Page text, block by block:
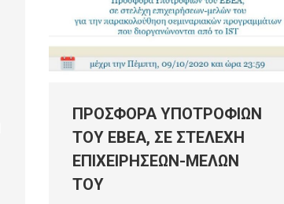
ΠΡΟΣΦΟΡΑ ΥΠΟΤΡΟΦΙΩΝ
ΤΟΥ ΕΒΕΑ, ΣΕ ΣΤΕΛΕΧΗ
ΕΠΙΧΕΙΡΗΣΕΩΝ-ΜΕΛΩΝ
ΤΟΥ